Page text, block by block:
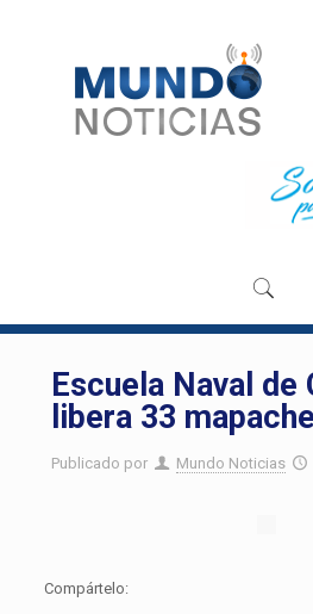
Escuela Naval de
libera 33
Publicado por Mundo Noticias
Compártelo: